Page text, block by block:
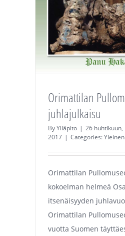
Orimattilan
juhlajulkaisu
ByYlläpito | 26 huhtikuun,
2017 | Categories:Yleinen
Orimattilan
kokoelman helmeä
itsenäisyyden
Orimattilan
vuotta Suomen